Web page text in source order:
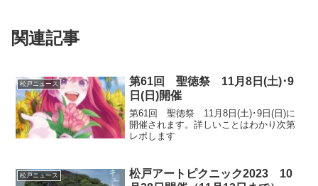
関連記事
松戸ニュース
第61回 聖徳祭 11月8日(土)･9
日(日)開催
第61回 聖徳祭 11月8日(土)･9日(日)に
開催されます。詳しいことはわかり次第
レポします
松戸ニュース
松戸アートピクニック2023 10